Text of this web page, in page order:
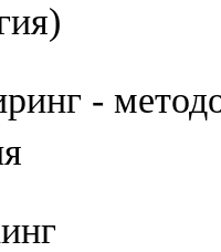
-